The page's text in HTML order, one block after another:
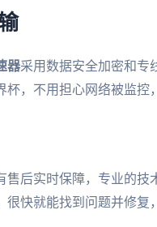
器采用数据安全加密和专
，不用担心网络被监控
售后实时保障，专业的技
快就能找到问题并修复